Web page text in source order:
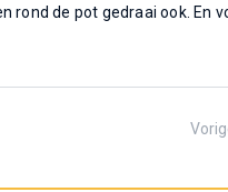
rond de pot gedraai ook. En